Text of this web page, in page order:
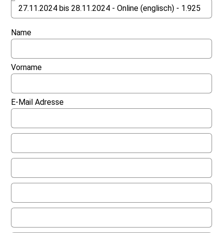
Name
Vorname
E-Mail Adresse